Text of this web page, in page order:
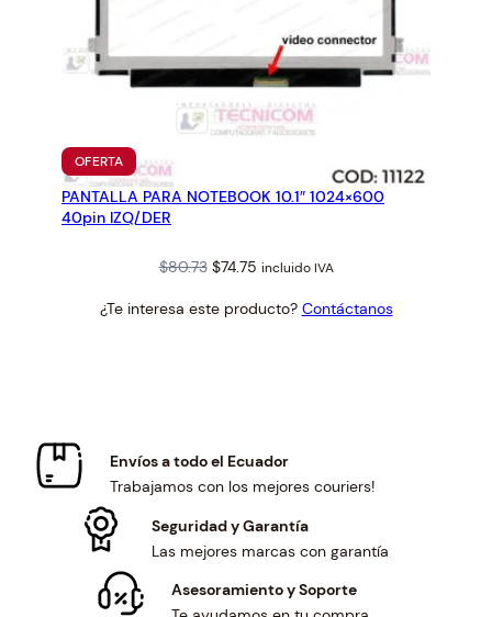
OFERTAPRODUCTO
EN
OFERTA
PANTALLA PARA NOTEBOOK 10.1″ 1024×600
40pin IZQ/DER
$80.73 Original
was:
$74.75Current
is:
incluido IVA
¿Te interesa este producto? Contáctanos
Envíos a todo el Ecuador
Trabajamos con los mejores couriers!
Seguridad y Garantía
Las mejores marcas con garantía
Asesoramiento y Soporte